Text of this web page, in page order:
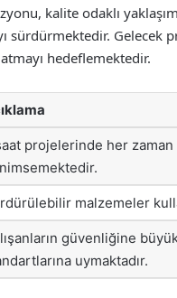
kalite odaklı
sürdürmektedir. Gelecek
hedeflemektedir.
projelerinde her
malzemeler
güvenliğine
uymaktadır.